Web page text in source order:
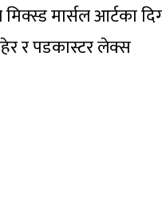
मार्सल आर्टका
र पडकास्टर लेक्स